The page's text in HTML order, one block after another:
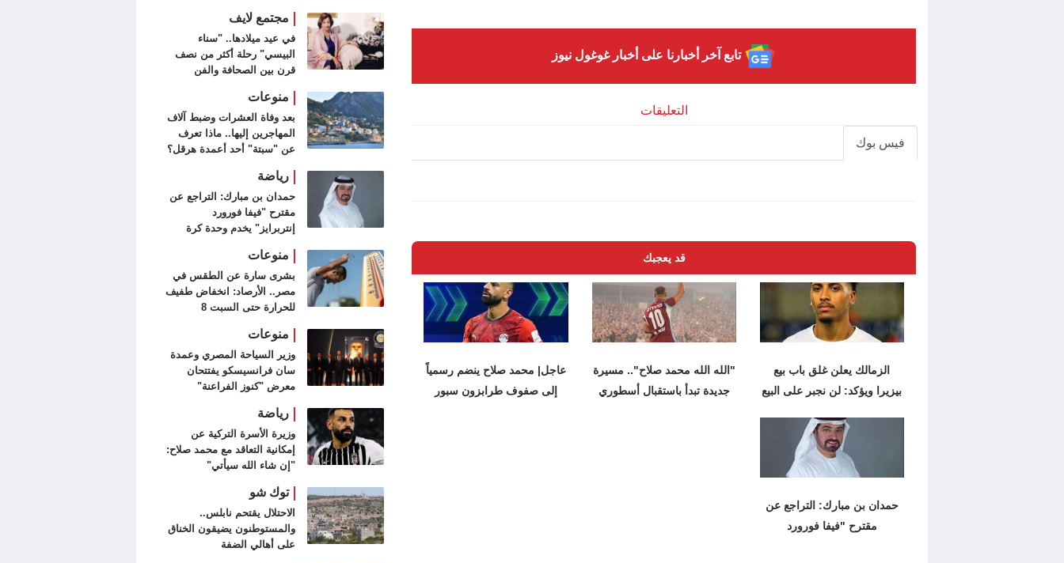
تابع آخر أخبارنا على أخبار غوغول نيوز
التعليقات
فيس بوك
قد يعجبك
الزمالك يعلن غلق باب بيع
بيزيرا ويؤكد: لن نجبر على البيع
"الله الله محمد صلاح".. مسيرة
جديدة تبدأ باستقبال أسطوري
عاجل| محمد صلاح ينضم رسمياً
إلى صفوف طرابزون سبور
حمدان بن مبارك: التراجع عن
مقترح "فيفا فورورد
مجتمع لايف
في عيد ميلادها.. "سناء
البيسي" رحلة أكثر من نصف
قرن بين الصحافة والفن
منوعات
بعد وفاة العشرات وضبط آلاف
المهاجرين إليها.. ماذا تعرف
عن "سبتة" أحد أعمدة هرقل؟
رياضة
حمدان بن مبارك: التراجع عن
مقترح "فيفا فورورد
إنتربرايز" يخدم وحدة كرة
منوعات
بشرى سارة عن الطقس في
مصر.. الأرصاد: انخفاض طفيف
للحرارة حتى السبت 8
منوعات
وزير السياحة المصري وعمدة
سان فرانسيسكو يفتتحان
معرض "كنوز الفراعنة"
رياضة
وزيرة الأسرة التركية عن
إمكانية التعاقد مع محمد صلاح:
"إن شاء الله سيأتي"
توك شو
الاحتلال يقتحم نابلس..
والمستوطنون يضيقون الخناق
على أهالي الضفة